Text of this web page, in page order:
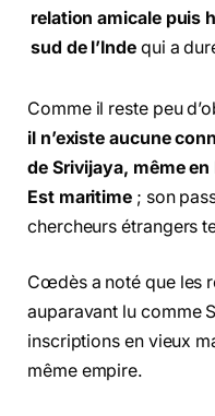
relation amicale puis
sud de l’Indequi a
Comme il reste peu
il n’existe aucune
de Srivijaya, même
Est maritime ; son
chercheurs étrangers
Cœdès a noté que les
auparavant lu comme
inscriptions en vieux
même empire.